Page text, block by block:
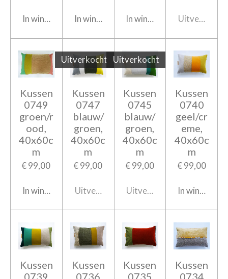
In winkelwagenIn winkelwagenIn winkelwagenUitverkocht
Kussen
0749
groen/r
ood,
40x60c
m
€ 99,00
In winkelwagen
Uitverkocht
Kussen
0747
blauw/
groen,
40x60c
m
€ 99,00
Uitverkocht
Uitverkocht
Kussen
0745
blauw/
groen,
40x60c
m
€ 99,00
Uitverkocht
Kussen
0740
geel/cr
eme,
40x60c
m
€ 99,00
In
Kussen
0739
Kussen
0736
Kussen
0735
Kussen
0734